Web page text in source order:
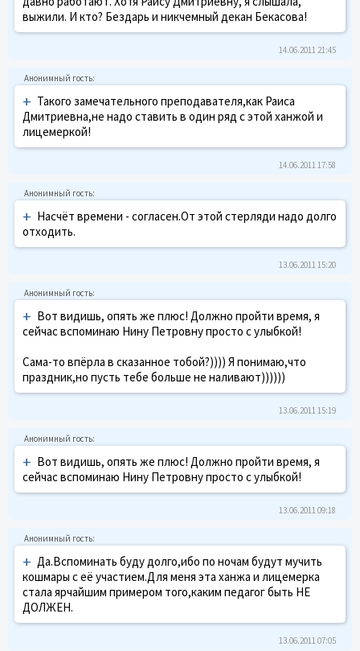
выжили. И кто? Бездарь и никчемный декан Бекасова!
14.06.2011 21:45
+ Такого замечательного преподавателя,как Раиса
Дмитриевна,не надо ставить в один ряд с этой ханжой и
лицемеркой!
14.06.2011 17:58
+ Насчёт времени - согласен.От этой стерляди надо долго
отходить.
13.06.2011 15:20
+ Вот видишь, опять же плюс! Должно пройти время, я
сейчас вспоминаю Нину Петровну просто с улыбкой!
Сама-то впёрла в сказанное тобой?)))) Я понимаю,что
праздник,но пусть тебе больше не наливают))))))
13.06.2011 15:19
+ Вот видишь, опять же плюс! Должно пройти время, я
сейчас вспоминаю Нину Петровну просто с улыбкой!
13.06.2011 09:18
+ Да.Вспоминать буду долго,ибо по ночам будут мучить
кошмары с её участием.Для меня эта ханжа и лицемерка
стала ярчайшим примером того,каким педагог быть НЕ
ДОЛЖЕН.
13.06.2011 07:05